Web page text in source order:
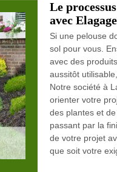
Le
avec
Si une pelouse
sol pour vous.
avec des
aussitôt
Notre société à
orienter votre
des plantes et
passant par la
de votre projet
que soit votre